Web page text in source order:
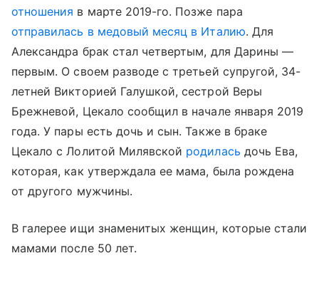
отношения в марте 2019-го. Позже пара
отправилась в медовый месяц в Италию. Для
Александра брак стал четвертым, для Дарины —
первым. О своем разводе с третьей супругой, 34-
летней Викторией Галушкой, сестрой Веры
Брежневой, Цекало сообщил в начале января 2019
года. У пары есть дочь и сын. Также в браке
Цекало с Лолитой Милявской родилась дочь Ева,
которая, как утверждала ее мама, была рождена
от другого мужчины.
В галерее ищи знаменитых женщин, которые стали
мамами после 50 лет.